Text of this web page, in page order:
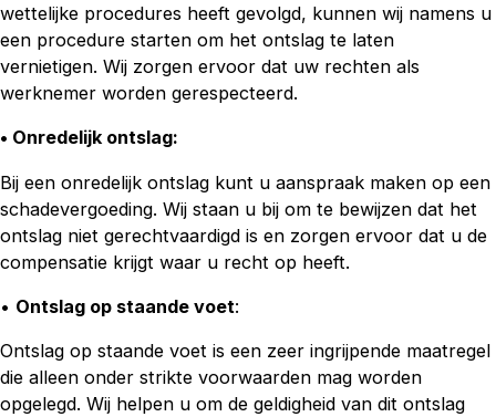
wettelijke procedures heeft gevolgd, kunnen wij namens u
een procedure starten om het ontslag te laten
vernietigen. Wij zorgen ervoor dat uw rechten als
werknemer worden gerespecteerd.
• Onredelijk ontslag:
Bij een onredelijk ontslag kunt u aanspraak maken op een
schadevergoeding. Wij staan u bij om te bewijzen dat het
ontslag niet gerechtvaardigd is en zorgen ervoor dat u de
compensatie krijgt waar u recht op heeft.
• Ontslag op staande voet:
Ontslag op staande voet is een zeer ingrijpende maatregel
die alleen onder strikte voorwaarden mag worden
opgelegd. Wij helpen u om de geldigheid van dit ontslag